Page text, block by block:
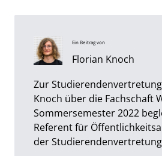
Ein Beitrag von
Florian Knoch
Zur
Knoch über die Fachschaft
Sommersemester 2022
Referent für
der